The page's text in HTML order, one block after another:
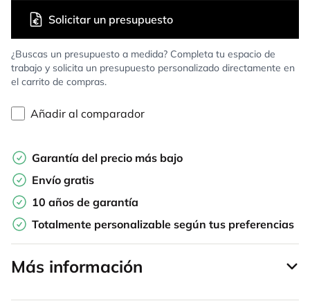
¿Buscas un presupuesto a medida? Completa tu espacio de
trabajo y solicita un presupuesto personalizado directamente en
el carrito de compras.
Solicitar un presupuesto
Añadir al comparador
Garantía del precio más bajo
Envío gratis
10 años de garantía
Totalmente personalizable según tus preferencias
Más información